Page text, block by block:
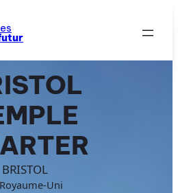
BRISTOL
Uni